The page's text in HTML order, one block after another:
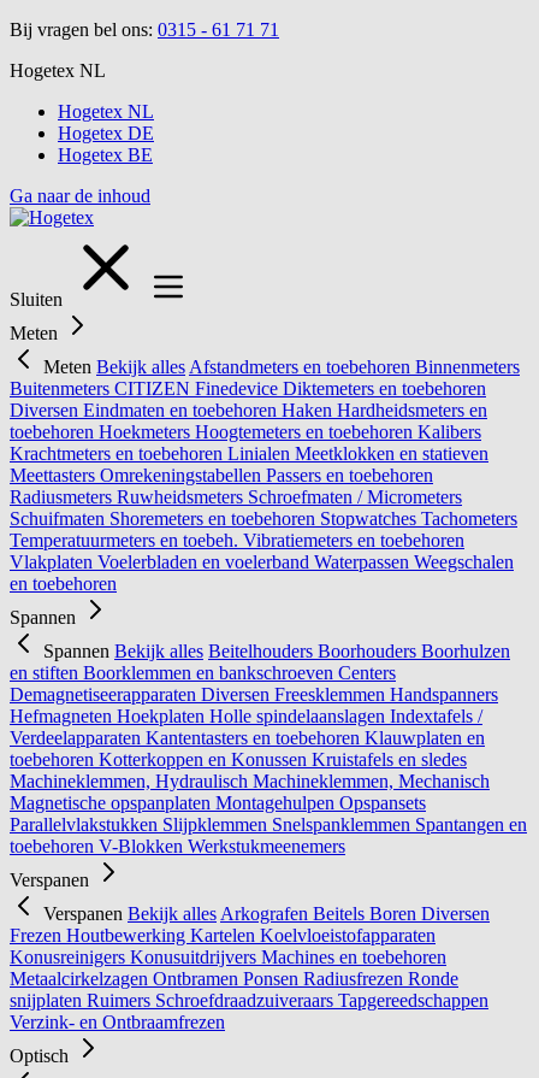
Bij vragen bel ons: 0315 - 61 71 71
Hogetex NL
Hogetex NL
Hogetex DE
Hogetex BE
Ga naar de inhoud
Sluiten
Meten
Meten Bekijk alles Afstandmeters en toebehoren Binnenmeters
Buitenmeters CITIZEN Finedevice Diktemeters en toebehoren
Diversen Eindmaten en toebehoren Haken Hardheidsmeters en
toebehoren Hoekmeters Hoogtemeters en toebehoren Kalibers
Krachtmeters en toebehoren Linialen Meetklokken en statieven
Meettasters Omrekeningstabellen Passers en toebehoren
Radiusmeters Ruwheidsmeters Schroefmaten / Micrometers
Schuifmaten Shoremeters en toebehoren Stopwatches Tachometers
Temperatuurmeters en toebeh. Vibratiemeters en toebehoren
Vlakplaten Voelerbladen en voelerband Waterpassen Weegschalen
en toebehoren
Spannen
Spannen Bekijk alles Beitelhouders Boorhouders Boorhulzen
en stiften Boorklemmen en bankschroeven Centers
Demagnetiseerapparaten Diversen Freesklemmen Handspanners
Hefmagneten Hoekplaten Holle spindelaanslagen Indextafels /
Verdeelapparaten Kantentasters en toebehoren Klauwplaten en
toebehoren Kotterkoppen en Konussen Kruistafels en sledes
Machineklemmen, Hydraulisch Machineklemmen, Mechanisch
Magnetische opspanplaten Montagehulpen Opspansets
Parallelvlakstukken Slijpklemmen Snelspanklemmen Spantangen en
toebehoren V-Blokken Werkstukmeenemers
Verspanen
Verspanen Bekijk alles Arkografen Beitels Boren Diversen
Frezen Houtbewerking Kartelen Koelvloeistofapparaten
Konusreinigers Konusuitdrijvers Machines en toebehoren
Metaalcirkelzagen Ontbramen Ponsen Radiusfrezen Ronde
snijplaten Ruimers Schroefdraadzuiveraars Tapgereedschappen
Verzink- en Ontbraamfrezen
Optisch